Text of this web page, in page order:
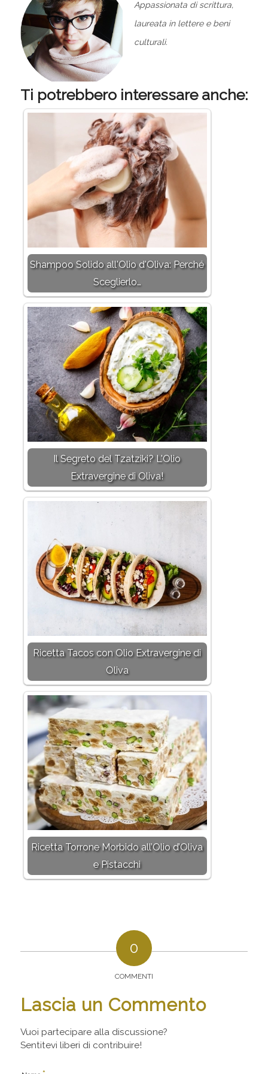
Appassionata di scrittura,
laureata in lettere e beni
culturali.
Ti potrebbero interessare anche:
Shampoo Solido all'Olio d'Oliva: Perché
Sceglierlo…
Il Segreto del Tzatziki? L'Olio
Extravergine di Oliva!
Ricetta Tacos con Olio Extravergine di
Oliva
Ricetta Torrone Morbido all’Olio d’Oliva
e Pistacchi
0
COMMENTI
Lascia un Commento
Vuoi partecipare alla discussione?
Sentitevi liberi di contribuire!